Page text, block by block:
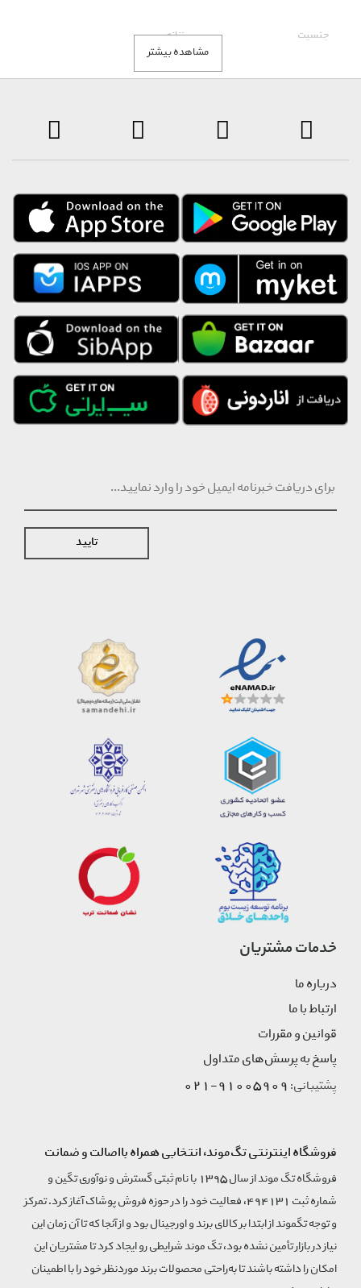
مشاهده بیشتر
جنسیت زنانه
گروه بندی محصول بهداشت و مراقبت شخصی
زیر گروه محصول نرم کننده مو
رنگ محصول سفید
توضیحات
مشخصات برند My دسته بندی نرم کننده مو کشور مبدأ برند ایران نوع نرم
کننده مناسب موهای معمولی حجم 400ml سایر مشخصات نرم کننده
مو فاقد چربی جلوگیری از گره خوردن مو حاوی عصاره آلوئه ورا و لیمو
بازسازی و درخشان کننده مو
برند : My
دسته بندی : نرم کننده مو
کشور مبدأ برند : ایران
نوع : نرم کننده
مناسب : موهای معمولی
عصاره آلوئه ورا و لیمو بازسازی و درخشان کننده مو
تایید
خدمات مشتریان
درباره ما
ارتباط با ما
قوانین و مقررات
پاسخ به پرسش‌های متداول
پشتیبانی: 91005909-021
فروشگاه اینترنتی تگ‌موند، انتخابی همراه بااصالت و ضمانت
فروشگاه تگ موند از سال 1395 با نام ثبتی گسترش و نوآوری تگین و
شماره ثبت 494131، فعالیت خود را در حوزه فروش پوشاک آغاز کرد. تمرکز
و توجه تگموند از ابتدا بر کالای برند و اورجینال بود و از آنجا که تا آن زمان این
نیاز در بازار تأمین نشده بود، تگ موند شرایطی رو ایجاد کرد تا مشتریان این
امکان را داشته باشند تا به‌راحتی محصولات برند مورد‌نظر خود را با اطمینان